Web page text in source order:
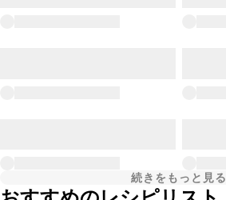
続きをもっと見る